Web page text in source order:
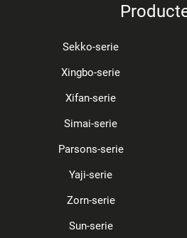
Sekko-serie
Xingbo-serie
Xifan-serie
Simai-serie
Parsons-serie
Yaji-serie
Zorn-serie
Sun-serie